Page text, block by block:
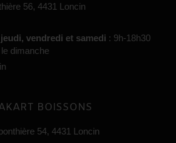
56, 4431 Loncin
vendredi et samedi : 9h-18h30
dimanche
BOISSONS
54, 4431 Loncin